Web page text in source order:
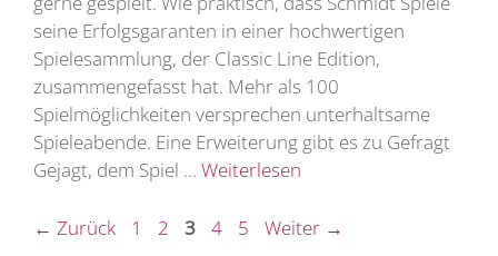
seine Erfolgsgaranten in einer hochwertigen
Spielesammlung, der Classic Line Edition,
zusammengefasst hat. Mehr als 100
Spielmöglichkeiten versprechen unterhaltsame
Spieleabende. Eine Erweiterung gibt es zu Gefragt
Gejagt, dem Spiel … Weiterlesen
← Zurück Seite
1 Seite
2 Seite
3 Seite
4 Seite
5 Weiter →